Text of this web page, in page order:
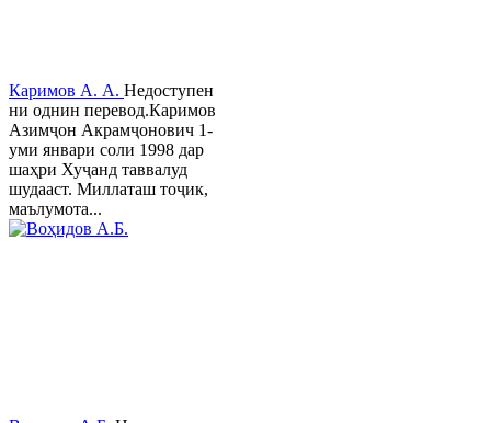
Каримов А. А. Недоступен
ни однин перевод.Каримов
Азимҷон Акрамҷонович 1-
уми январи соли 1998 дар
шаҳри Хуҷанд таввалуд
шудааст. Миллаташ тоҷик,
маълумота...